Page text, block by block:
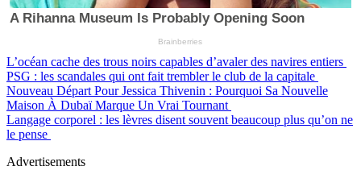
L’océan cache des trous noirs capables d’avaler des navires entiers
PSG : les scandales qui ont fait trembler le club de la capitale
Nouveau Départ Pour Jessica Thivenin : Pourquoi Sa Nouvelle
Maison À Dubaï Marque Un Vrai Tournant
Langage corporel : les lèvres disent souvent beaucoup plus qu’on ne
le pense
Advertisements